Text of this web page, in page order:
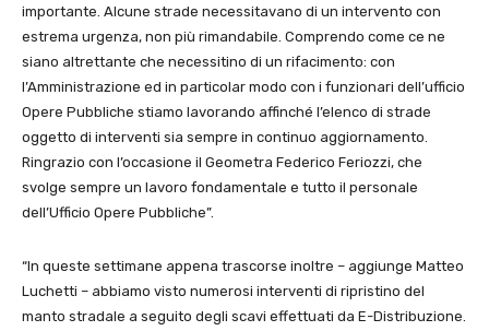
importante. Alcune strade necessitavano di un intervento con
estrema urgenza, non più rimandabile. Comprendo come ce ne
siano altrettante che necessitino di un rifacimento: con
l’Amministrazione ed in particolar modo con i funzionari dell’ufficio
Opere Pubbliche stiamo lavorando affinché l’elenco di strade
oggetto di interventi sia sempre in continuo aggiornamento.
Ringrazio con l’occasione il Geometra Federico Feriozzi, che
svolge sempre un lavoro fondamentale e tutto il personale
dell’Ufficio Opere Pubbliche”.
“In queste settimane appena trascorse inoltre – aggiunge Matteo
Luchetti – abbiamo visto numerosi interventi di ripristino del
manto stradale a seguito degli scavi effettuati da E-Distribuzione.